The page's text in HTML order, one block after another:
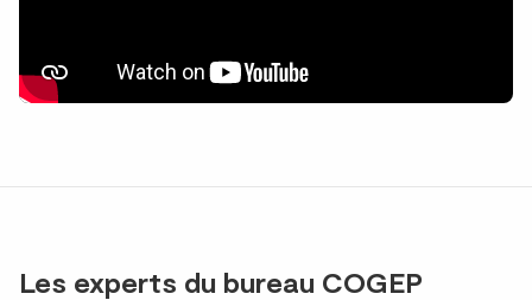
Les experts du bureau COGEP